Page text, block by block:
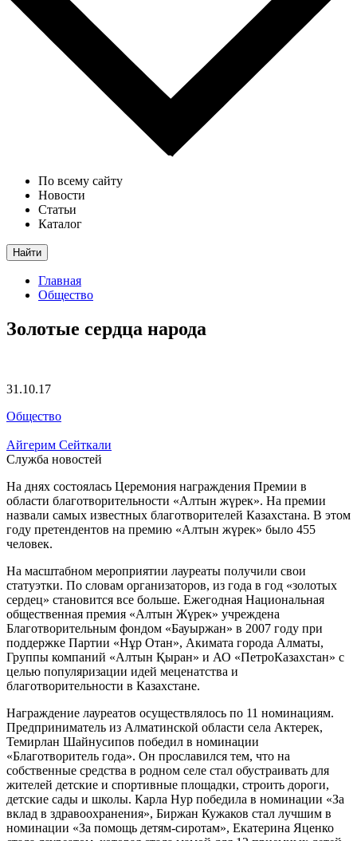
По всему сайту
Новости
Статьи
Каталог
Найти
Главная
Общество
Золотые сердца народа
31.10.17
Общество
Айгерим Сейткали
Служба новостей
На днях состоялась Церемония награждения Премии в
области благотворительности «Алтын жүрек». На премии
назвали самых известных благотворителей Казахстана. В этом
году претендентов на премию «Алтын жүрек» было 455
человек.
На масштабном мероприятии лауреаты получили свои
статуэтки. По словам организаторов, из года в год «золотых
сердец» становится все больше. Ежегодная Национальная
общественная премия «Алтын Жүрек» учреждена
Благотворительным фондом «Бауыржан» в 2007 году при
поддержке Партии «Нұр Отан», Акимата города Алматы,
Группы компаний «Алтын Қыран» и АО «ПетроКазахстан» с
целью популяризации идей меценатства и
благотворительности в Казахстане.
Награждение лауреатов осуществлялось по 11 номинациям.
Предприниматель из Алматинской области села Актерек,
Темирлан Шайнусипов победил в номинации
«Благотворитель года». Он прославился тем, что на
собственные средства в родном селе стал обустраивать для
жителей детские и спортивные площадки, строить дороги,
детские сады и школы. Карла Нур победила в номинации «За
вклад в здравоохранения», Биржан Кужаков стал лучшим в
номинации «За помощь детям-сиротам», Екатерина Яценко